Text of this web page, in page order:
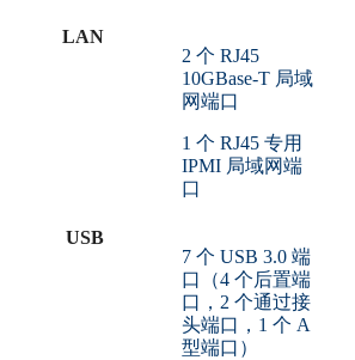
LAN
2 个 RJ45
10GBase-T 局域
网端口
1 个 RJ45 专用
IPMI 局域网端
口
USB
7 个 USB 3.0 端
口（4 个后置端
口，2 个通过接
头端口，1 个 A
型端口）